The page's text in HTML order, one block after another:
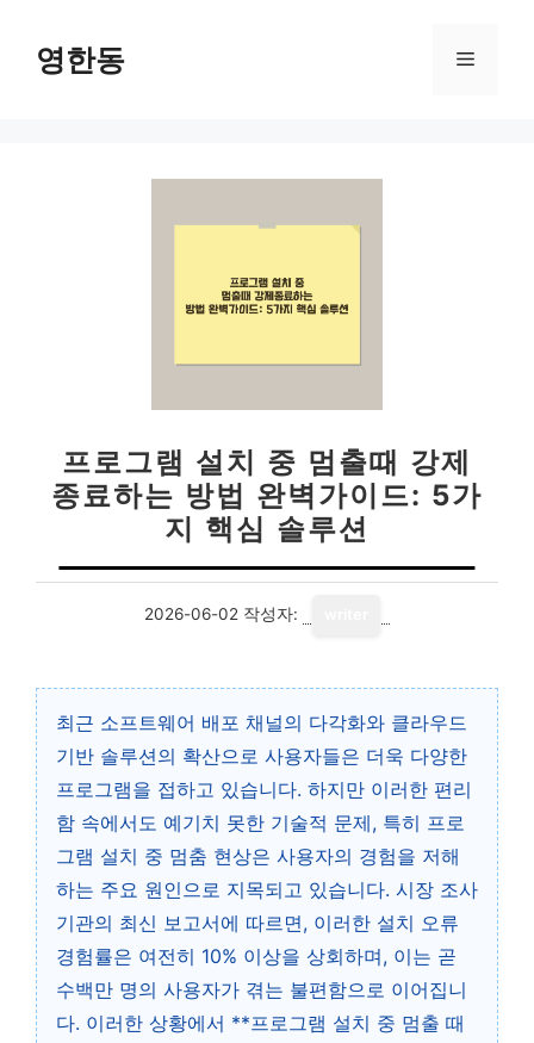
영한동 메
프로그램 설치 중 멈출때 강제
종료하는 방법 완벽가이드: 5가
지 핵심 솔루션
2026-06-02 작성자:
최근 소프트웨어 배포 채널의 다각화와 클라우드
기반 솔루션의 확산으로 사용자들은 더욱 다양한
프로그램을 접하고 있습니다. 하지만 이러한 편리
함 속에서도 예기치 못한 기술적 문제, 특히 프로
그램 설치 중 멈춤 현상은 사용자의 경험을 저해
하는 주요 원인으로 지목되고 있습니다. 시장 조사
기관의 최신 보고서에 따르면, 이러한 설치 오류
경험률은 여전히 10% 이상을 상회하며, 이는 곧
수백만 명의 사용자가 겪는 불편함으로 이어집니
다. 이러한 상황에서 **프로그램 설치 중 멈출 때